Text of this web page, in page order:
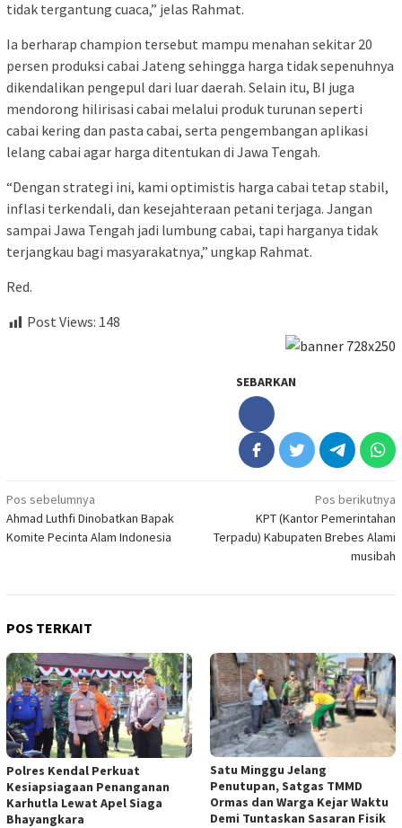
tidak tergantung cuaca,” jelas Rahmat.
Ia berharap champion tersebut mampu menahan sekitar 20
persen produksi cabai Jateng sehingga harga tidak sepenuhnya
dikendalikan pengepul dari luar daerah. Selain itu, BI juga
mendorong hilirisasi cabai melalui produk turunan seperti
cabai kering dan pasta cabai, serta pengembangan aplikasi
lelang cabai agar harga ditentukan di Jawa Tengah.
“Dengan strategi ini, kami optimistis harga cabai tetap stabil,
inflasi terkendali, dan kesejahteraan petani terjaga. Jangan
sampai Jawa Tengah jadi lumbung cabai, tapi harganya tidak
terjangkau bagi masyarakatnya,” ungkap Rahmat.
Red.
Post Views: 148
SEBARKAN
Navigasi
pos
Pos sebelumnya
Ahmad Luthfi Dinobatkan Bapak
Komite Pecinta Alam Indonesia
Pos berikutnya
KPT (Kantor Pemerintahan
Terpadu) Kabupaten Brebes Alami
musibah
POS TERKAIT
Polres Kendal Perkuat
Kesiapsiagaan Penanganan
Karhutla Lewat Apel Siaga
Bhayangkara
Satu Minggu Jelang
Penutupan, Satgas TMMD
Ormas dan Warga Kejar Waktu
Demi Tuntaskan Sasaran Fisik